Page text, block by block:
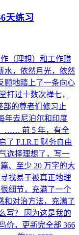
天练习
（理想）和工作赚
水，依然月光，依然
顾地踏上了一条向心
过十数次禅七，
部的尊者们修习止
年去尼泊尔和印度
…… 前 5 年，有全
了 F.I.R.E 财务自由
选择理想了，写一
、至少 20 万字的大
找易于被真正地理
细节，充满了一个
和对治方法，充满了
写？ 因为这是我的
价，更新完全部 366